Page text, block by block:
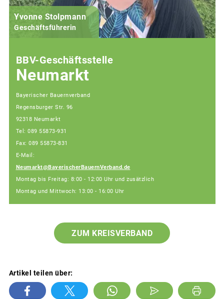
Yvonne Stolpmann
Geschäftsführerin
BBV-Geschäftsstelle
Neumarkt
Bayerischer Bauernverband
Regensburger Str. 96
92318 Neumarkt
Tel: 089 55873-931
Fax: 089 55873-831
E-Mail:
Neumarkt@BayerischerBauernVerband.de
Montag bis Freitag: 8:00 - 12:00 Uhr und zusätzlich
Montag und Mittwoch: 13:00 - 16:00 Uhr
ZUM KREISVERBAND
Artikel teilen über: